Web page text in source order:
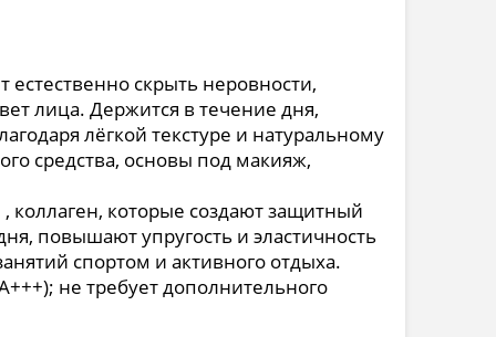
скрыть неровности,
лица. Держится в течение дня,
лёгкой текстуре и натуральному
средства, основы под макияж,
коллаген, которые создают защитный
повышают упругость и эластичность
спортом и активного отдыха.
не требует дополнительного